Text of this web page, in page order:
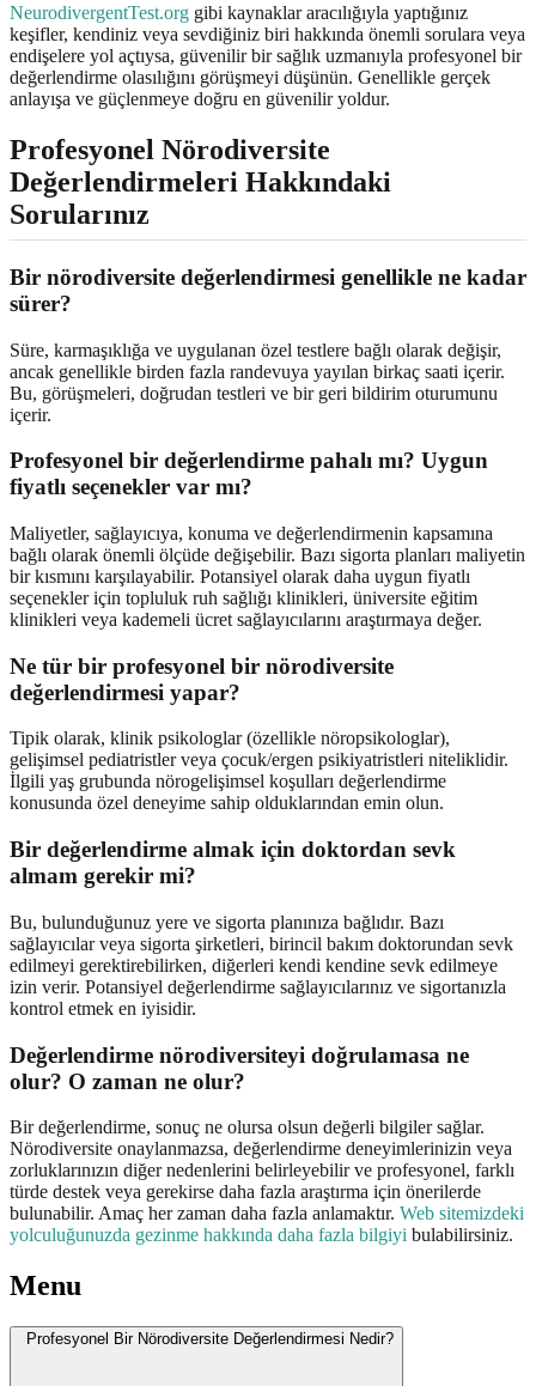
NeurodivergentTest.org gibi kaynaklar aracılığıyla yaptığınız
keşifler, kendiniz veya sevdiğiniz biri hakkında önemli sorulara veya
endişelere yol açtıysa, güvenilir bir sağlık uzmanıyla profesyonel bir
değerlendirme olasılığını görüşmeyi düşünün. Genellikle gerçek
anlayışa ve güçlenmeye doğru en güvenilir yoldur.
Profesyonel Nörodiversite
Değerlendirmeleri Hakkındaki
Sorularınız
Bir nörodiversite değerlendirmesi genellikle ne kadar
sürer?
Süre, karmaşıklığa ve uygulanan özel testlere bağlı olarak değişir,
ancak genellikle birden fazla randevuya yayılan birkaç saati içerir.
Bu, görüşmeleri, doğrudan testleri ve bir geri bildirim oturumunu
içerir.
Profesyonel bir değerlendirme pahalı mı? Uygun
fiyatlı seçenekler var mı?
Maliyetler, sağlayıcıya, konuma ve değerlendirmenin kapsamına
bağlı olarak önemli ölçüde değişebilir. Bazı sigorta planları maliyetin
bir kısmını karşılayabilir. Potansiyel olarak daha uygun fiyatlı
seçenekler için topluluk ruh sağlığı klinikleri, üniversite eğitim
klinikleri veya kademeli ücret sağlayıcılarını araştırmaya değer.
Ne tür bir profesyonel bir nörodiversite
değerlendirmesi yapar?
Tipik olarak, klinik psikologlar (özellikle nöropsikologlar),
gelişimsel pediatristler veya çocuk/ergen psikiyatristleri niteliklidir.
İlgili yaş grubunda nörogelişimsel koşulları değerlendirme
konusunda özel deneyime sahip olduklarından emin olun.
Bir değerlendirme almak için doktordan sevk
almam gerekir mi?
Bu, bulunduğunuz yere ve sigorta planınıza bağlıdır. Bazı
sağlayıcılar veya sigorta şirketleri, birincil bakım doktorundan sevk
edilmeyi gerektirebilirken, diğerleri kendi kendine sevk edilmeye
izin verir. Potansiyel değerlendirme sağlayıcılarınız ve sigortanızla
kontrol etmek en iyisidir.
Değerlendirme nörodiversiteyi doğrulamasa ne
olur? O zaman ne olur?
Bir değerlendirme, sonuç ne olursa olsun değerli bilgiler sağlar.
Nörodiversite onaylanmazsa, değerlendirme deneyimlerinizin veya
zorluklarınızın diğer nedenlerini belirleyebilir ve profesyonel, farklı
türde destek veya gerekirse daha fazla araştırma için önerilerde
bulunabilir. Amaç her zaman daha fazla anlamaktır. Web sitemizdeki
yolculuğunuzda gezinme hakkında daha fazla bilgiyi bulabilirsiniz.
Menu
Profesyonel Bir Nörodiversite Değerlendirmesi Nedir?